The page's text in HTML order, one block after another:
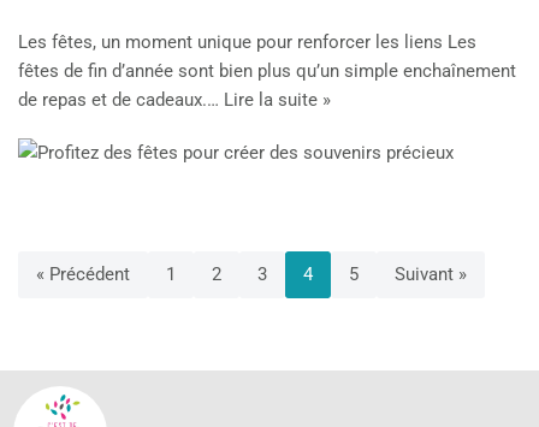
Les fêtes, un moment unique pour renforcer les liens Les
fêtes de fin d’année sont bien plus qu’un simple enchaînement
de repas et de cadeaux.… Lire la suite »
« Précédent 1 2 3 4 5 Suivant »